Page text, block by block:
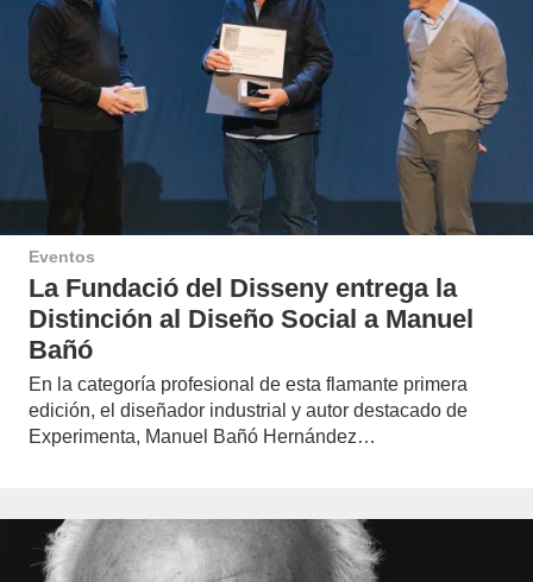
Eventos
La Fundació del Disseny entrega la
Distinción al Diseño Social a Manuel
Bañó
En la categoría profesional de esta flamante primera
edición, el diseñador industrial y autor destacado de
Experimenta, Manuel Bañó Hernández…